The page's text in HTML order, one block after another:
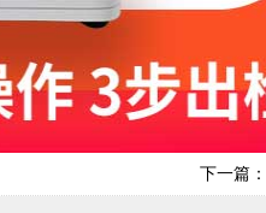
下一篇：